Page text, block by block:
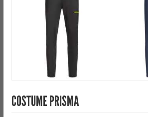
COSTUME PRISMA